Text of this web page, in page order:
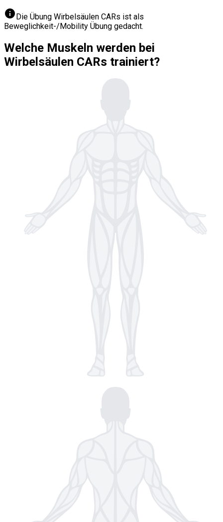
infoDie Übung Wirbelsäulen CARs ist als
Beweglichkeit-/Mobility Übung gedacht.
Welche Muskeln werden bei
Wirbelsäulen CARs trainiert?